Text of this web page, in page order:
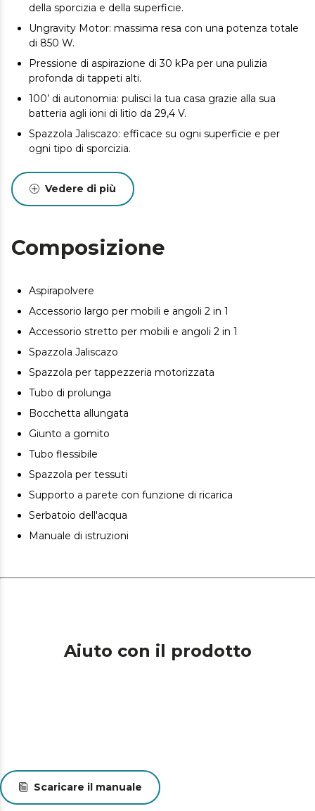
della sporcizia e della superficie.
Ungravity Motor: massima resa con una potenza totale
di 850 W.
Pressione di aspirazione di 30 kPa per una pulizia
profonda di tappeti alti.
100’ di autonomia: pulisci la tua casa grazie alla sua
batteria agli ioni di litio da 29,4 V.
Spazzola Jaliscazo: efficace su ogni superficie e per
ogni tipo di sporcizia.
presente e gestisce la potenza in modo preciso.
App: mostra la quantità e il tipo di sporcizia per garantire
Sistema ErgoWet: aspira e pulisce allo stesso tempo in
qualsiasi angolo.
un’aria più pulita.
Car Pack: accessori specifici per la pulizia dei veicoli.
Home Pack: accessori per pulire a fondo tutta la casa.
Design 4 in 1: aspirapolvere, scopa, manuale e
Vedere di più
Composizione
Aspirapolvere
Accessorio largo per mobili e angoli 2 in 1
Accessorio stretto per mobili e angoli 2 in 1
Spazzola Jaliscazo
Spazzola per tappezzeria motorizzata
Tubo di prolunga
Bocchetta allungata
Giunto a gomito
Tubo flessibile
Spazzola per tessuti
Supporto a parete con funzione di ricarica
Serbatoio dell'acqua
Manuale di istruzioni
Aiuto con il prodotto
Scaricare il manuale